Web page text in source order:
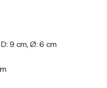
9 cm, Ø: 6 cm